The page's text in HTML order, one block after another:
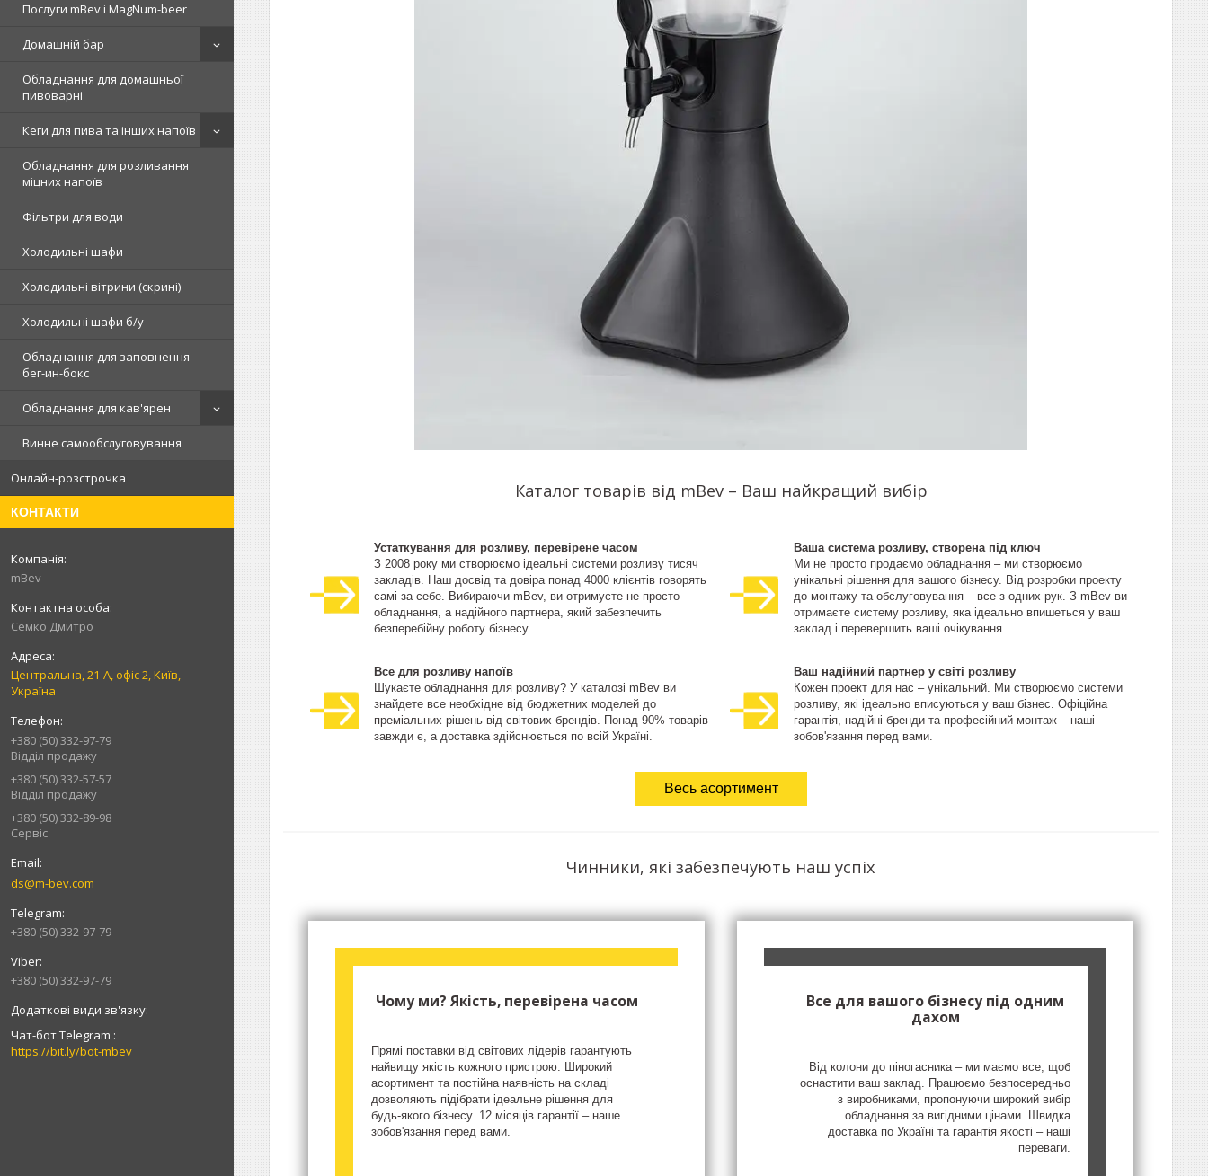
Послуги mBev і MagNum-beer
Домашній бар
Обладнання для домашньої
пивоварні
Кеги для пива та інших напоїв
Обладнання для розливання
міцних напоїв
Фільтри для води
Холодильні шафи
Холодильні вітрини (скрині)
Холодильні шафи б/у
Обладнання для заповнення
бег-ин-бокс
Обладнання для кав'ярен
Винне самообслуговування
Онлайн-розстрочка
КОНТАКТИ
mBev
Cемко Дмитро
Центральна, 21-А, офіс 2, Київ,
Україна
+380 (50) 332-97-79
Відділ продажу
+380 (50) 332-57-57
Відділ продажу
+380 (50) 332-89-98
Сервіс
ds@m-bev.com
+380 (50) 332-97-79
+380 (50) 332-97-79
Чат-бот Telegram
https://bit.ly/bot-mbev
Каталог товарів від mBev – Ваш найкращий вибір
Устаткування для розливу, перевірене часом
З 2008 року ми створюємо ідеальні системи розливу тисяч
закладів. Наш досвід та довіра понад 4000 клієнтів говорять
самі за себе. Вибираючи mBev, ви отримуєте не просто
обладнання, а надійного партнера, який забезпечить
безперебійну роботу бізнесу.
Все для розливу напоїв
Шукаєте обладнання для розливу? У каталозі mBev ви
знайдете все необхідне від бюджетних моделей до
преміальних рішень від світових брендів. Понад 90% товарів
завжди є, а доставка здійснюється по всій Україні.
Ваша система розливу, створена під ключ
Ми не просто продаємо обладнання – ми створюємо
унікальні рішення для вашого бізнесу. Від розробки проекту
до монтажу та обслуговування – все з одних рук. З mBev ви
отримаєте систему розливу, яка ідеально впишеться у ваш
заклад і перевершить ваші очікування.
Ваш надійний партнер у світі розливу
Кожен проект для нас – унікальний. Ми створюємо системи
розливу, які ідеально вписуються у ваш бізнес. Офіційна
гарантія, надійні бренди та професійний монтаж – наші
зобов'язання перед вами.
Весь асортимент
Чинники, які забезпечують наш успіх
Чому ми? Якість, перевірена часом
Прямі поставки від світових лідерів гарантують
найвищу якість кожного пристрою. Широкий
асортимент та постійна наявність на складі
дозволяють підібрати ідеальне рішення для
будь-якого бізнесу. 12 місяців гарантії – наше
зобов'язання перед вами.
Все для вашого бізнесу під одним
дахом
Від колони до піногасника – ми маємо все, щоб
оснастити ваш заклад. Працюємо безпосередньо
з виробниками, пропонуючи широкий вибір
обладнання за вигідними цінами. Швидка
доставка по Україні та гарантія якості – наші
переваги.